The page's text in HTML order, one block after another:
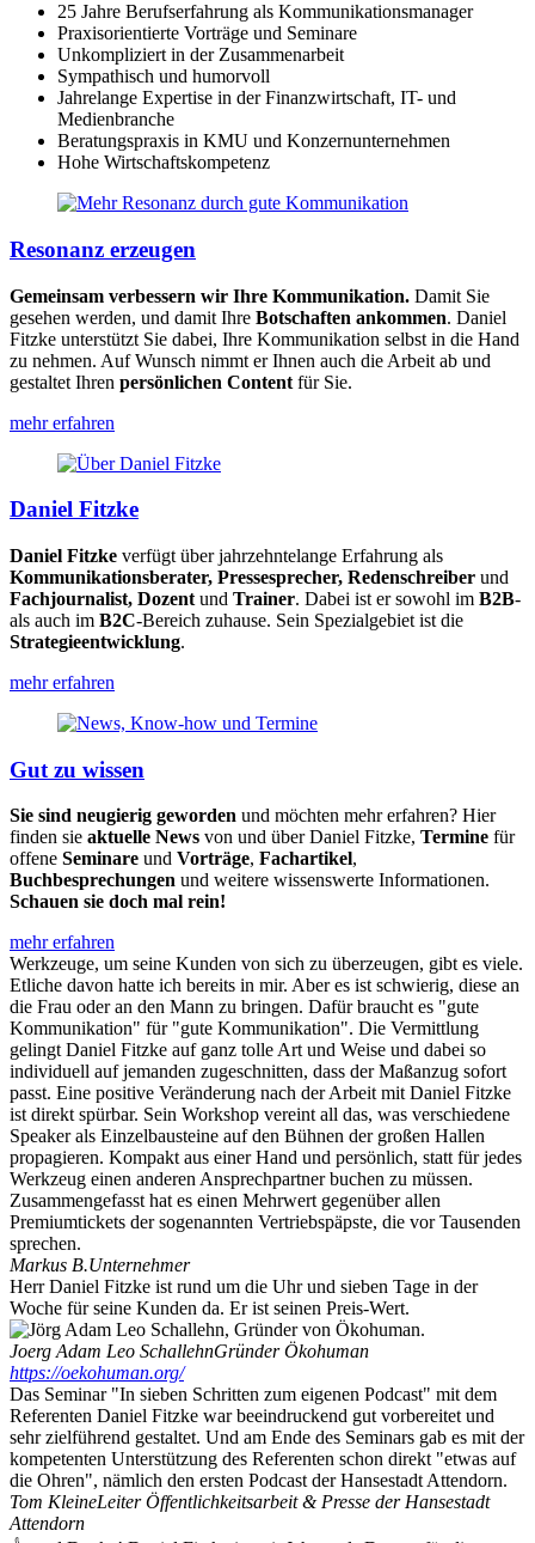
25 Jahre Berufserfahrung als Kommunikationsmanager
Praxisorientierte Vorträge und Seminare
Unkompliziert in der Zusammenarbeit
Sympathisch und humorvoll
Jahrelange Expertise in der Finanzwirtschaft, IT- und
Medienbranche
Beratungspraxis in KMU und Konzernunternehmen
Hohe Wirtschaftskompetenz
Resonanz erzeugen
Gemeinsam verbessern wir Ihre Kommunikation. Damit Sie
gesehen werden, und damit Ihre Botschaften ankommen. Daniel
Fitzke unterstützt Sie dabei, Ihre Kommunikation selbst in die Hand
zu nehmen. Auf Wunsch nimmt er Ihnen auch die Arbeit ab und
gestaltet Ihren persönlichen Content für Sie.
mehr erfahren
Daniel Fitzke
Daniel Fitzke verfügt über jahrzehntelange Erfahrung als
Kommunikationsberater, Pressesprecher, Redenschreiber und
Fachjournalist, Dozent und Trainer. Dabei ist er sowohl im B2B-
als auch im B2C-Bereich zuhause. Sein Spezialgebiet ist die
Strategieentwicklung.
mehr erfahren
Gut zu wissen
Sie sind neugierig geworden und möchten mehr erfahren? Hier
finden sie aktuelle News von und über Daniel Fitzke, Termine für
offene Seminare und Vorträge, Fachartikel,
Buchbesprechungen und weitere wissenswerte Informationen.
Schauen sie doch mal rein!
mehr erfahren
Werkzeuge, um seine Kunden von sich zu überzeugen, gibt es viele.
Etliche davon hatte ich bereits in mir. Aber es ist schwierig, diese an
die Frau oder an den Mann zu bringen. Dafür braucht es "gute
Kommunikation" für "gute Kommunikation". Die Vermittlung
gelingt Daniel Fitzke auf ganz tolle Art und Weise und dabei so
individuell auf jemanden zugeschnitten, dass der Maßanzug sofort
passt. Eine positive Veränderung nach der Arbeit mit Daniel Fitzke
ist direkt spürbar. Sein Workshop vereint all das, was verschiedene
Speaker als Einzelbausteine auf den Bühnen der großen Hallen
propagieren. Kompakt aus einer Hand und persönlich, statt für jedes
Werkzeug einen anderen Ansprechpartner buchen zu müssen.
Zusammengefasst hat es einen Mehrwert gegenüber allen
Premiumtickets der sogenannten Vertriebspäpste, die vor Tausenden
sprechen.
Markus B.Unternehmer
Herr Daniel Fitzke ist rund um die Uhr und sieben Tage in der
Woche für seine Kunden da. Er ist seinen Preis-Wert.
Joerg Adam Leo SchallehnGründer Ökohuman
https://oekohuman.org/
Das Seminar "In sieben Schritten zum eigenen Podcast" mit dem
Referenten Daniel Fitzke war beeindruckend gut vorbereitet und
sehr zielführend gestaltet. Und am Ende des Seminars gab es mit der
kompetenten Unterstützung des Referenten schon direkt "etwas auf
die Ohren", nämlich den ersten Podcast der Hansestadt Attendorn.
Tom KleineLeiter Öffentlichkeitsarbeit & Presse der Hansestadt
Attendorn